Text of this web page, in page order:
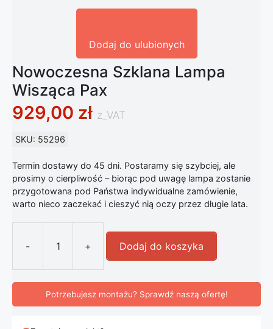
Dodaj do ulubionych
Nowoczesna Szklana Lampa
Wisząca Pax
929,00 zł z_VAT
SKU: 55296
Termin dostawy do 45 dni. Postaramy się szybciej, ale
prosimy o cierpliwość – biorąc pod uwagę lampa zostanie
przygotowana pod Państwa indywidualne zamówienie,
warto nieco zaczekać i cieszyć nią oczy przez długie lata.
-
ilość Nowoczesna Szklana Lampa
+ Dodaj do koszyka
Potrzebujesz montażu? Sprawdź naszą ofertę!